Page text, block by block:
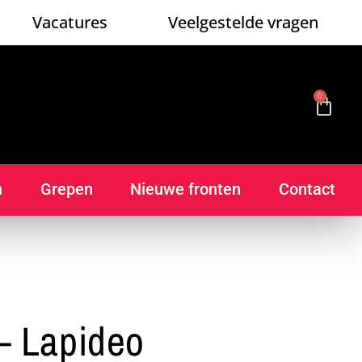
Vacatures Veelgestelde vragen
0
Grepen Nieuwe fronten Contact
Lapideo